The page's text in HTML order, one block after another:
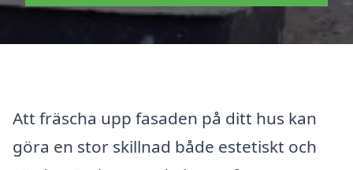
Att fräscha upp fasaden på ditt hus kan
göra en stor skillnad både estetiskt och